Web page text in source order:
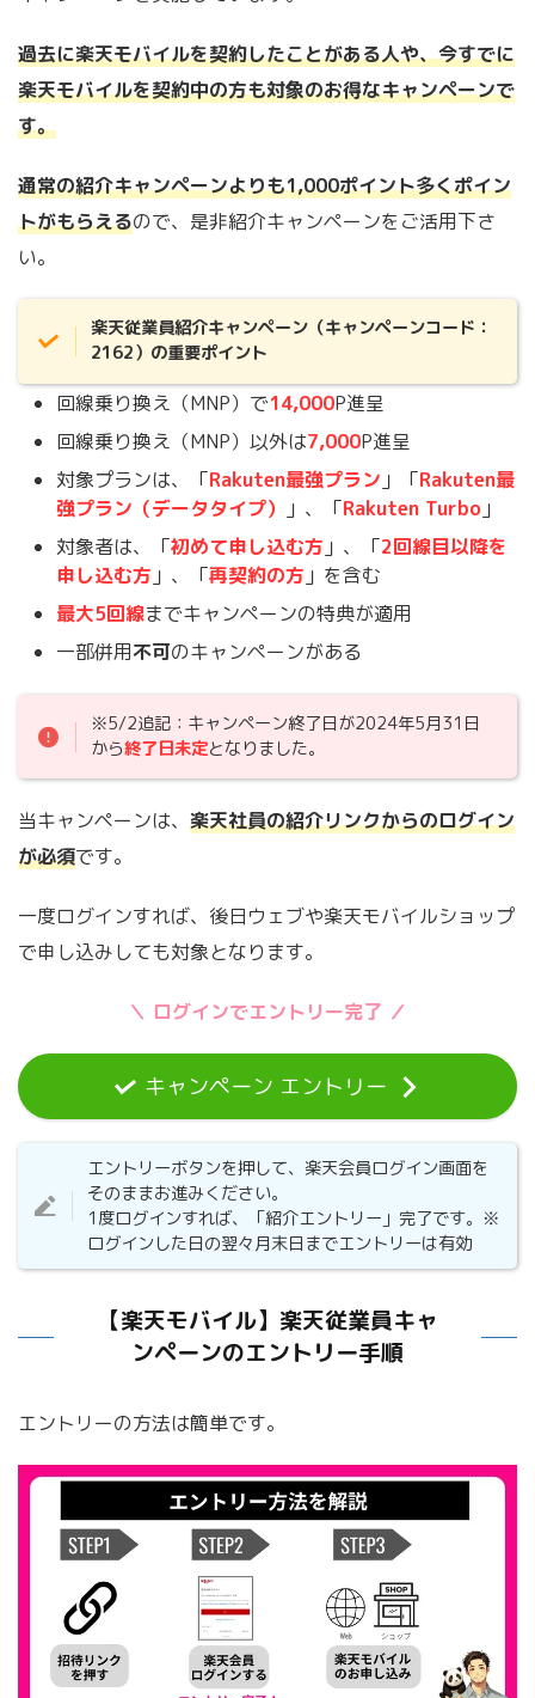
過去に楽天モバイルを契約したことがある人や、今すでに
楽天モバイルを契約中の方も対象のお得なキャンペーンで
す。
通常の紹介キャンペーンよりも1,000ポイント多くポイン
トがもらえるので、是非紹介キャンペーンをご活用下さ
い。
楽天従業員紹介キャンペーン（キャンペーンコード：
2162）の重要ポイント
回線乗り換え（MNP）で14,000P進呈
回線乗り換え（MNP）以外は7,000P進呈
対象プランは、「Rakuten最強プラン 」「Rakuten最
強プラン（データタイプ）
」、「Rakuten Turbo 」
対象者は、「初めて申し込む方 」、「2回線目以降を
申し込む方 」、「再契約の方 」を含む
最大5回線までキャンペーンの特典が適用
一部併用不可のキャンペーンがある
※5/2追記：キャンペーン終了日が2024年5月31日
から終了日未定となりました。
当キャンペーンは、 楽天社員の紹介リンクからのログイン
が必須です。
一度ログインすれば、後日ウェブや楽天モバイルショップ
で申し込みしても対象となります。
＼ ログインでエントリー完了 ／
キャンペーン エントリー
エントリーボタンを押して、楽天会員ログイン画面を
そのままお進みください。
1度ログインすれば、「紹介エントリー」完了です。※
ログインした日の翌々月末日までエントリーは有効
【楽天モバイル】楽天従業員キャ
ンペーンのエントリー手順
エントリーの方法は簡単です。